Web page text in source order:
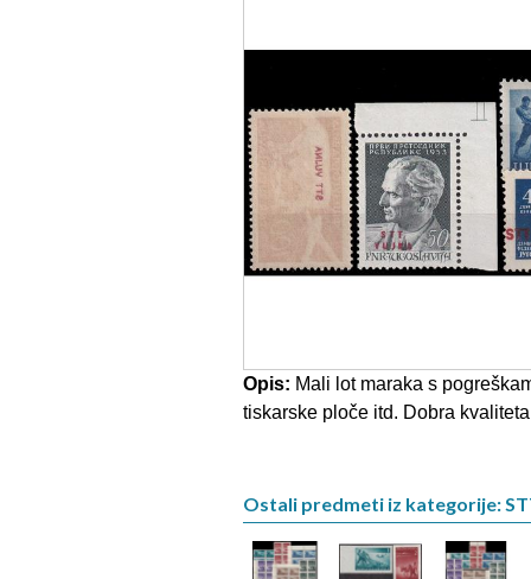
Opis: Mali lot maraka s
tiskarske ploče itd. Dobra
Ostali predmeti iz kategorije: